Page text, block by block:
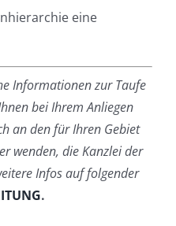
eine
Informationen zur Taufe
bei Ihrem Anliegen
an den für Ihren Gebiet
wenden, die Kanzlei der
Infos auf folgender
.